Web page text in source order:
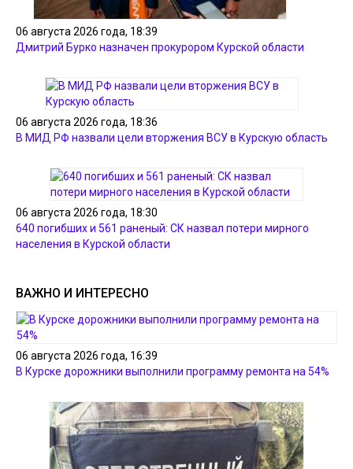
06 августа 2026 года, 18:39
Дмитрий Бурко назначен прокурором Курской области
06 августа 2026 года, 18:36
В МИД РФ назвали цели вторжения ВСУ в Курскую область
06 августа 2026 года, 18:30
640 погибших и 561 раненый: СК назвал потери мирного
населения в Курской области
ВАЖНО И ИНТЕРЕСНО
06 августа 2026 года, 16:39
В Курске дорожники выполнили программу ремонта на 54%